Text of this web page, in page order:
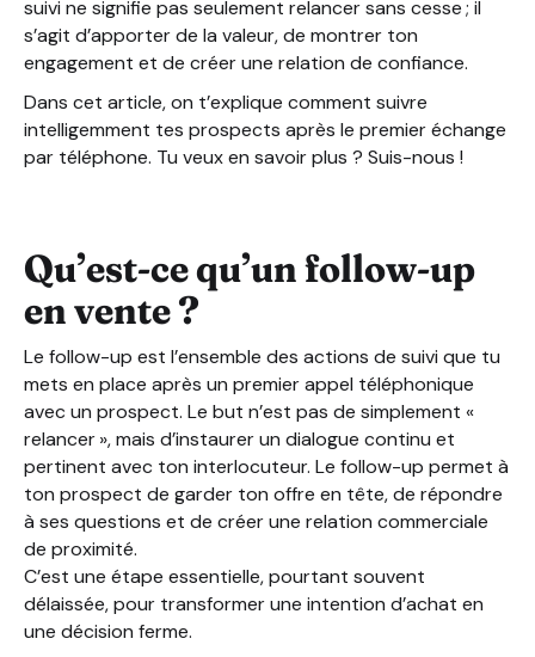
suivi ne signifie pas seulement relancer sans cesse ; il
s’agit d’apporter de la valeur, de montrer ton
engagement et de créer une relation de confiance.
Dans cet article, on t’explique comment suivre
intelligemment tes prospects après le premier échange
par téléphone. Tu veux en savoir plus ? Suis-nous !
Qu’est-ce qu’un follow-up
en vente ?
Le follow-up est l’ensemble des actions de suivi que tu
mets en place après un premier appel téléphonique
avec un prospect. Le but n’est pas de simplement «
relancer », mais d’instaurer un dialogue continu et
pertinent avec ton interlocuteur. Le follow-up permet à
ton prospect de garder ton offre en tête, de répondre
à ses questions et de créer une relation commerciale
de proximité.
C’est une étape essentielle, pourtant souvent
délaissée, pour transformer une intention d’achat en
une décision ferme.